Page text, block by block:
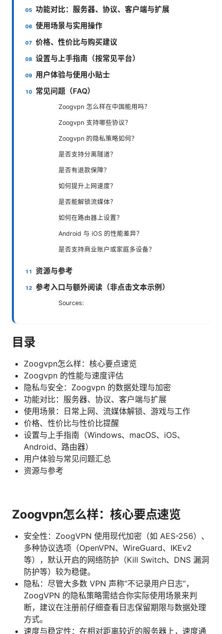
功能对比：服务器、协议、客户端与扩展
使用场景与实用操作
价格、性价比与购买建议
设置与上手指南（按常见平台）
用户体验与使用小贴士
常见问题（FAQ）
Zoogvpn 怎么样在中国能用吗？
Zoogvpn 支持哪些协议？
Zoogvpn 的隐私策略如何？
是否支持分离隧道？
是否有退款保障？
如何提升上网速度？
是否能解锁流媒体？
如何在路由器上设置？
Android 与 iOS 的性能差异？
是否支持商业账户或家庭多设备？
资源与参考
参考入口与额外阅读（非点击文本示例）
Sources:
目录
Zoogvpn怎么样：核心要点速览
Zoogvpn 的性能与速度评估
隐私与安全：Zoogvpn 的数据处理与加密
功能对比：服务器、协议、客户端与扩展
使用场景：日常上网、流媒体解锁、游戏与工作
价格、性价比与性价比提醒
设置与上手指南（Windows、macOS、iOS、
Android、路由器）
用户体验与常见问题汇总
资源与参考
Zoogvpn怎么样：核心要点速览
安全性：ZoogVPN 使用现代加密（如 AES-256）、
多种协议选项（OpenVPN、WireGuard、IKEv2
等），默认开启的网络防护（Kill Switch、DNS 漏洞
防护等）较为稳健。
隐私：尽管大多数 VPN 声称“不记录用户日志”，
ZoogVPN 的隐私策略需结合你实际使用场景来判
断，建议在注册前仔细查看日志保留期限与数据处理
方式。
速度与稳定性：在相对距离较近的服务器上，速度通